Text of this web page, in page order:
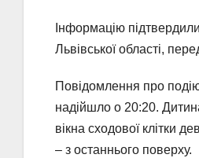
Інформацію підтвердили
Львівської області,
Повідомлення про подію
надійшло о 20:20.
вікна сходової клітки
– з останнього поверху.